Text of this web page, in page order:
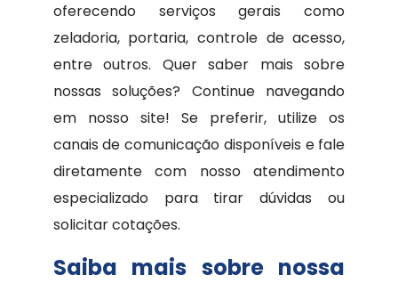
oferecendo serviços gerais como
zeladoria, portaria, controle de acesso,
entre outros. Quer saber mais sobre
nossas soluções? Continue navegando
em nosso site! Se preferir, utilize os
canais de comunicação disponíveis e fale
diretamente com nosso atendimento
especializado para tirar dúvidas ou
solicitar cotações.
Saiba mais sobre nossa